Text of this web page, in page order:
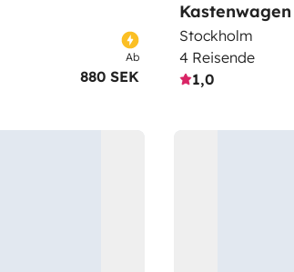
Ab
880 SEK
Kastenwagen
Stockholm
4 Reisende
1,0